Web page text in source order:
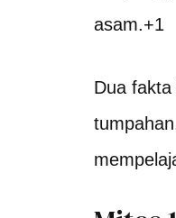
asam.+1
Dua